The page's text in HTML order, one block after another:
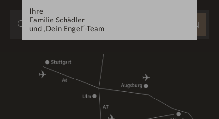
Ihre
Familie Schädler
und „Dein Engel“-Team
WEBSITE
DURCHSUCHEN
SUCHEN